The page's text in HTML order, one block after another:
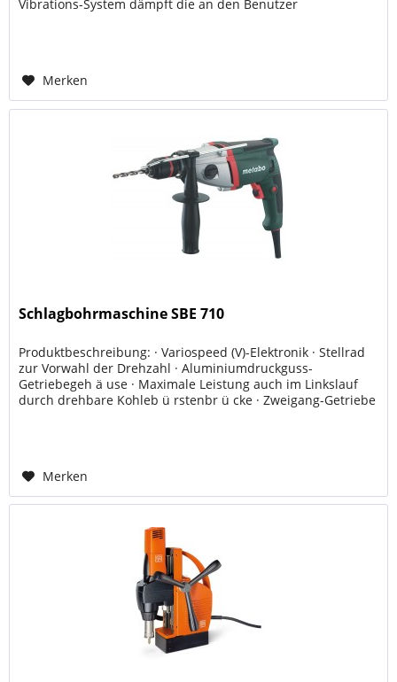
Vibrations-System dämpft die an den Benutzer
Merken
Schlagbohrmaschine SBE 710
Produktbeschreibung: · Variospeed (V)-Elektronik · Stellrad
zur Vorwahl der Drehzahl · Aluminiumdruckguss-
Getriebegeh ä use · Maximale Leistung auch im Linkslauf
durch drehbare Kohleb ü rstenbr ü cke · Zweigang-Getriebe
Merken